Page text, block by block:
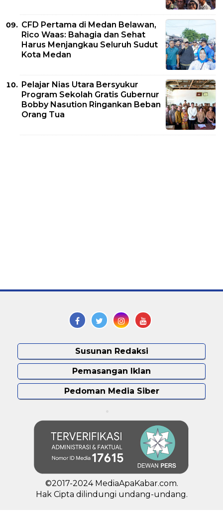
CFD Pertama di Medan Belawan,
Rico Waas: Bahagia dan Sehat
Harus Menjangkau Seluruh Sudut
Kota Medan
Pelajar Nias Utara Bersyukur
Program Sekolah Gratis Gubernur
Bobby Nasution Ringankan Beban
Orang Tua
Susunan Redaksi
Pemasangan Iklan
Pedoman Media Siber
©2017-2024 MediaApaKabar.com.
Hak Cipta dilindungi undang-undang.